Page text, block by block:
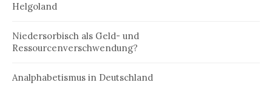
Helgoland
Niedersorbisch als Geld- und
Ressourcenverschwendung?
Analphabetismus in Deutschland